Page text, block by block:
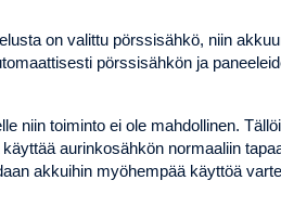
on valittu pörssisähkö, niin
pörssisähkön ja
niin toiminto ei ole mahdollinen.
aurinkosähkön normaaliin
akkuihin myöhempää käyttöä